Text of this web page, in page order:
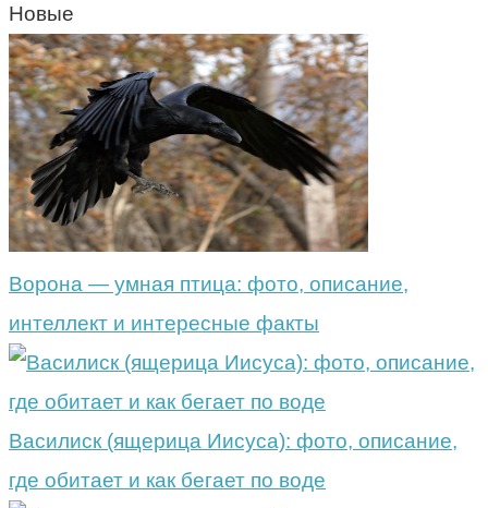
Новые
Ворона — умная птица: фото, описание,
интеллект и интересные факты
Василиск (ящерица Иисуса): фото, описание,
где обитает и как бегает по воде